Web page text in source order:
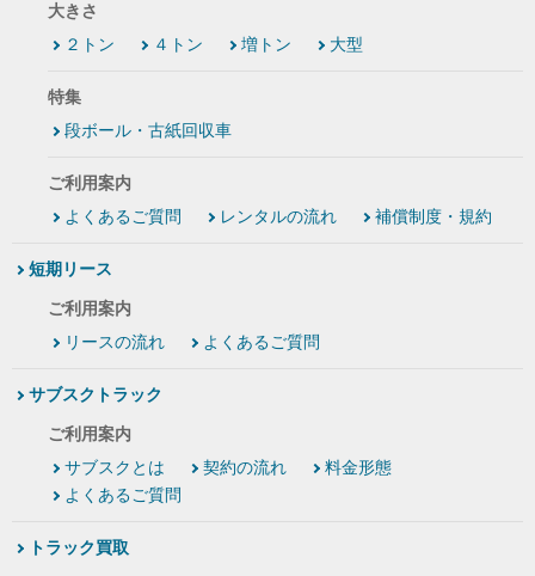
大きさ
２トン
４トン 増トン 大型
特集
段ボール・古紙回収車
ご利用案内
よくあるご質問
レンタルの流れ 補償制度・規約
短期リース
ご利用案内
リースの流れ
よくあるご質問
サブスクトラック
ご利用案内
サブスクとは
契約の流れ
料金形態
よくあるご質問
トラック買取